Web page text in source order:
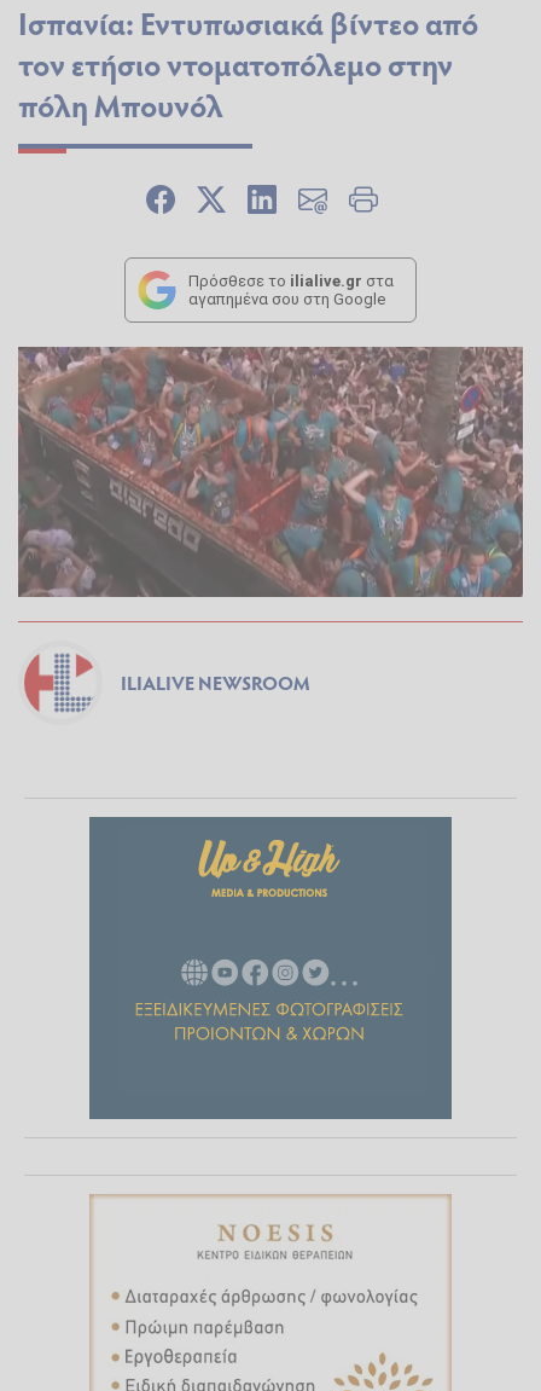
Ισπανία: Εντυπωσιακά βίντεο από
τον ετήσιο ντοματοπόλεμο στην
πόλη Μπουνόλ
Πρόσθεσε το ilialive.gr στα
αγαπημένα σου στη Google
ILIALIVE NEWSROOM